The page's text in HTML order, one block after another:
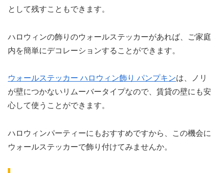
として残すこともできます。
ハロウィンの飾りのウォールステッカーがあれば、ご家庭
内を簡単にデコレーションすることができます。
ウォールステッカー ハロウィン飾り パンプキンは、ノリ
が壁につかないリムーバータイプなので、賃貸の壁にも安
心して使うことができます。
ハロウィンパーティーにもおすすめですから、この機会に
ウォールステッカーで飾り付けてみませんか。